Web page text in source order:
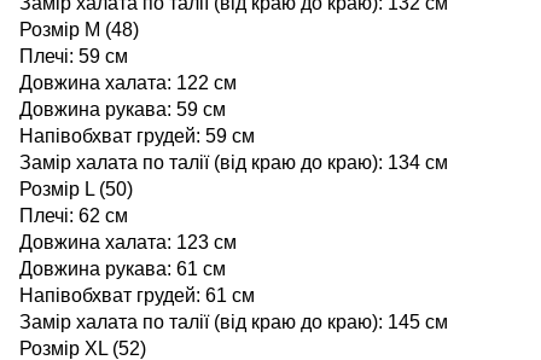
Розмір M (48)
Плечі: 59 см
Довжина халата: 122 см
Довжина рукава: 59 см
Напівобхват грудей: 59 см
Замір халата по талії (від краю до краю): 134 см
Розмір L (50)
Плечі: 62 см
Довжина халата: 123 см
Довжина рукава: 61 см
Напівобхват грудей: 61 см
Замір халата по талії (від краю до краю): 145 см
Розмір XL (52)